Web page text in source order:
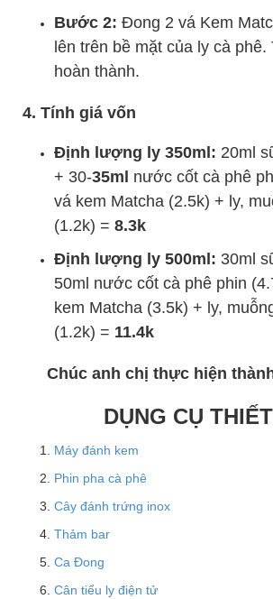
Bước 2: Đong 2 vá Kem
lên trên bề mặt của ly cà phê.
hoàn thành.
4. Tính giá vốn
Định lượng ly 350ml: 20ml
+ 30-35ml nước cốt cà phê
vá kem Matcha (2.5k) + ly,
(1.2k) = 8.3k
Định lượng ly 500ml: 30ml
50ml nước cốt cà phê phin
kem Matcha (3.5k) + ly,
(1.2k) = 11.4k
Chúc anh chị thực hiện
DỤNG CỤ
Máy đánh kem
Phin pha cà phê
Cây đánh trứng inox
Thảm bar
Ca Đong
Cân tiểu ly điện tử